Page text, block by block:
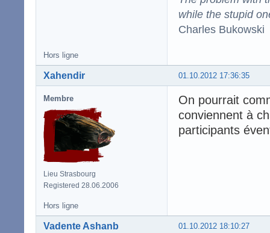
while the stupid
Charles Bukowski
Hors ligne
01.10.2012 17:36:35
Xahendir
Membre
Lieu Strasbourg
Registered 28.06.2006
On pourrait
conviennent à
participants
Hors ligne
01.10.2012 18:10:27
Vadente Ashanb